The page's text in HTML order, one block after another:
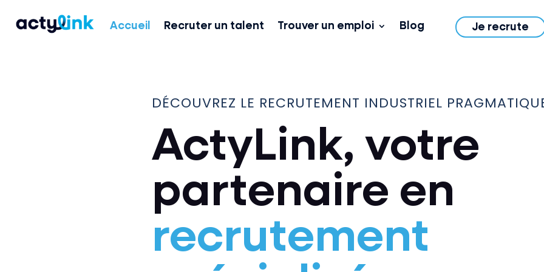
Accueil Recruter un talent Trouver un emploi Blog Je recrute
DÉCOUVREZ LE RECRUTEMENT INDUSTRIEL
ActyLink, votre
partenaire en
recrutement